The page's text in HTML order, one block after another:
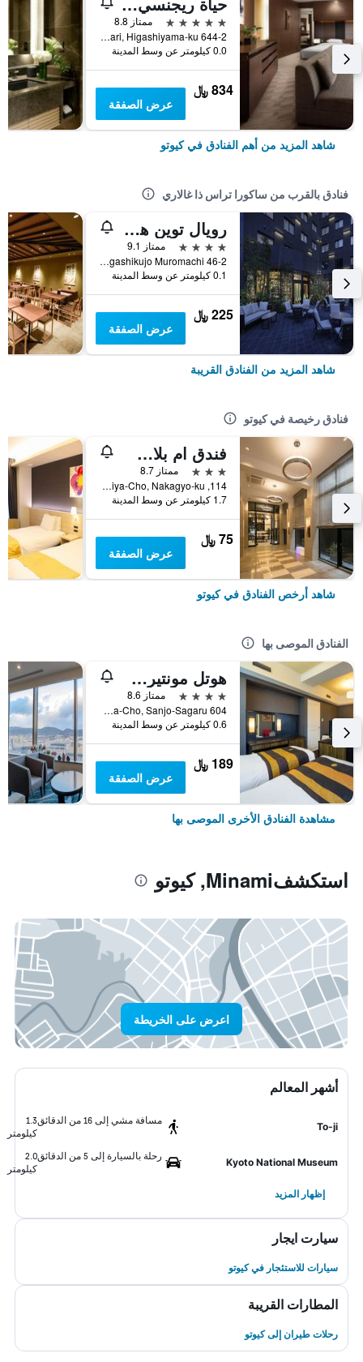
5 نجوم
ممتاز 8.8
644-2 Sanjusangendo-Mawari, Higashiyama-ku, كيوتو, اليابان
0.0 كيلومتر عن وسط المدينة
834 ﷼
عرض الصفقة
شاهد المزيد من أهم الفنادق في كيوتو
فنادق بالقرب من ساكورا تراس ذا غالاري
رويال توين هوتل كيوتو هاشيجوغوتشي
4 نجوم
ممتاز 9.1
Minami-ku Higashikujo Muromachi 46-2, كيوتو, اليابان
0.1 كيلومتر عن وسط المدينة
225 ﷼
عرض الصفقة
شاهد المزيد من الفنادق القريبة
فنادق رخيصة في كيوتو
فندق ام بلاس شيجاو أوميا
3 نجوم
ممتاز 8.7
114, Nishikiomiya-Cho, Nakagyo-ku, كيوتو, اليابان
1.7 كيلومتر عن وسط المدينة
75 ﷼
عرض الصفقة
شاهد أرخص الفنادق في كيوتو
الفنادق الموصى بها
هوتل مونتيري كيوتو
4 نجوم
ممتاز 8.6
604 Manjuya-Cho, Sanjo-Sagaru, كيوتو, اليابان
0.6 كيلومتر عن وسط المدينة
189 ﷼
عرض الصفقة
مشاهدة الفنادق الأخرى الموصى بها
استكشفMinami, كيوتو
اعرض على الخريطة
أشهر المعالم
To-ji
مسافة مشي إلى 16 من الدقائق
1.3
كيلومتر
Kyoto National Museum
رحلة بالسيارة إلى 5 من الدقائق
2.0
كيلومتر
إظهار المزيد
سيارت ايجار
سيارات للاستئجار في كيوتو
المطارات القريبة
رحلات طيران إلى كيوتو